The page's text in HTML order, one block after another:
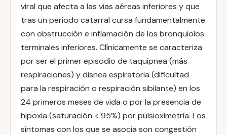
viral que afecta a las vías aéreas inferiores y que
tras un período catarral cursa fundamentalmente
con obstrucción e inflamación de los bronquiolos
terminales inferiores. Clínicamente se caracteriza
por ser el primer episodio de taquipnea (más
respiraciones) y disnea espiratoria (dificultad
para la respiración o respiración sibilante) en los
24 primeros meses de vida o por la presencia de
hipoxia (saturación < 95%) por pulsioximetría. Los
síntomas con los que se asocia son congestión